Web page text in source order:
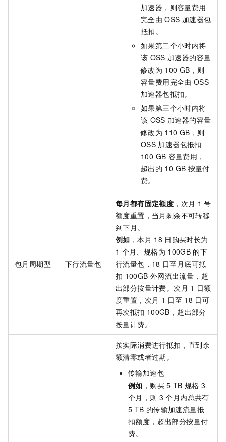
加速器，则容量费用
完全由 OSS 加速器包
抵扣。
如果第二个小时内将
该 OSS 加速器的容量
修改为 100 GB，则
容量费用完全由 OSS
加速器包抵扣。
如果第三个小时内将
该 OSS 加速器的容量
修改为 110 GB，则
OSS 加速器包抵扣
100 GB 容量费用，
超出的 10 GB 按量付
费。
包月周期型 下行流量包
每月都有固定额度 ，次月 1 号
额度重置，当月剩余不可转移
到下月。
例如 ，本月 18 日购买时长为
1 个月、规格为 100GB 的下
行流量包，18 日至月底可抵
扣 100GB 外网流出流量，超
出部分按量计费。次月 1 日额
度重置，次月 1 日至 18 日可
再次抵扣 100GB，超出部分
按量计费。
按实际消费进行抵扣，直到余
额清零或者过期。
传输加速包
例如 ，购买 5 TB 规格 3
个月，则 3 个月内总共有
5 TB 的传输加速流量抵
扣额度，超出部分按量付
费。